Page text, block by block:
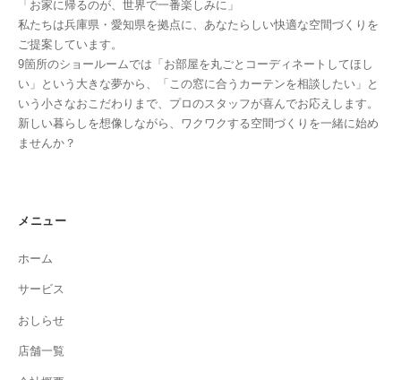
「お家に帰るのが、世界で一番楽しみに」
私たちは兵庫県・愛知県を拠点に、あなたらしい快適な空間づくりを
ご提案しています。
9箇所のショールームでは「お部屋を丸ごとコーディネートしてほし
い」という大きな夢から、「この窓に合うカーテンを相談したい」と
いう小さなおこだわりまで、プロのスタッフが喜んでお応えします。
新しい暮らしを想像しながら、ワクワクする空間づくりを一緒に始め
ませんか？
メニュー
ホーム
サービス
おしらせ
店舗一覧